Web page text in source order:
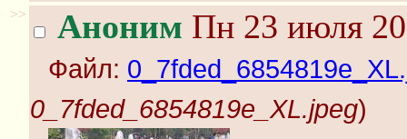
>> Аноним Пн 23 июля
Файл:
0_7fded_6854819e_XL.jpeg)